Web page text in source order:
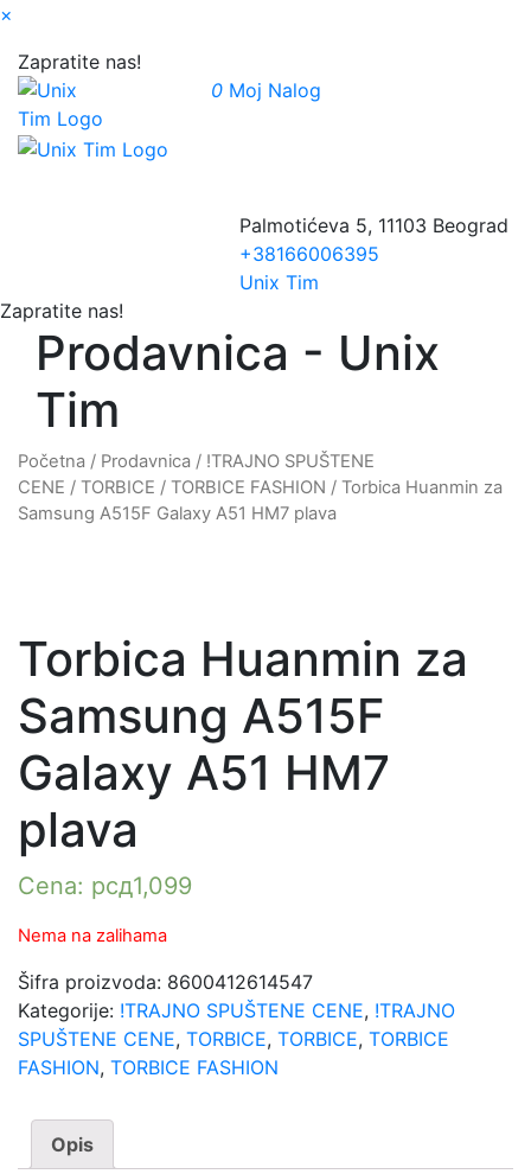
×
Zapratite nas!
0 Moj Nalog
Palmotićeva 5, 11103 Beograd
+38166006395
Unix Tim
Zapratite nas!
Prodavnica - Unix
Tim
Početna / Prodavnica / !TRAJNO SPUŠTENE
CENE / TORBICE / TORBICE FASHION / Torbica Huanmin za
Samsung A515F Galaxy A51 HM7 plava
Torbica Huanmin za
Samsung A515F
Galaxy A51 HM7
plava
Cena: рсд1,099
Nema na zalihama
Šifra proizvoda: 8600412614547
Kategorije: !TRAJNO SPUŠTENE CENE, !TRAJNO
SPUŠTENE CENE, TORBICE, TORBICE, TORBICE
FASHION, TORBICE FASHION
Opis